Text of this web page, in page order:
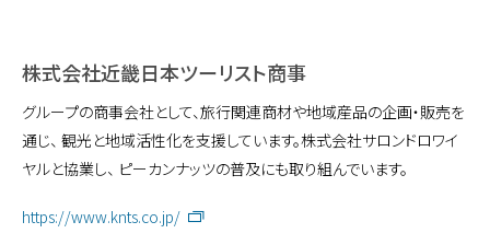
株式会社近畿日本ツーリスト商事
グループの商事会社として、旅行関連商材や地域産品の企画・販売を
通じ、 観光と地域活性化を支援しています。株式会社サロンドロワイ
ヤルと協業し、 ピーカンナッツの普及にも取り組んでいます。
https://www.knts.co.jp/